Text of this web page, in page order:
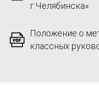
г.Челябинска»
Положение о
классных